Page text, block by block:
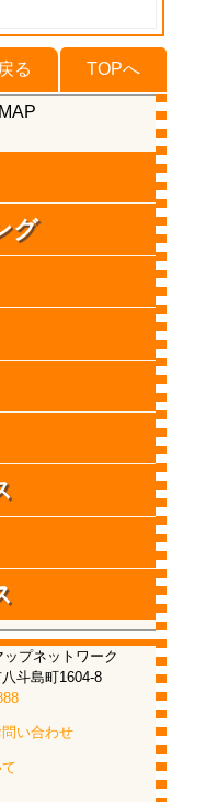
TOPへ
る
グ
プネットワーク
斗島町1604-8
い合わせ